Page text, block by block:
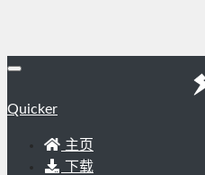
Quicker
主页
下载